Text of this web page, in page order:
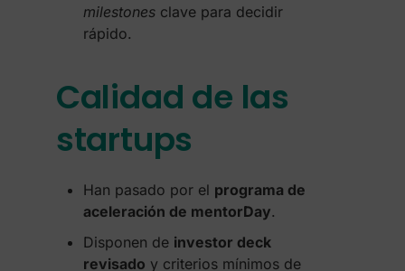
milestonesclave para decidir
rápido.
Calidad de las
startups
Han pasado por el programa de
aceleración de mentorDay.
Disponen de investor deck
revisado y criterios mínimos de